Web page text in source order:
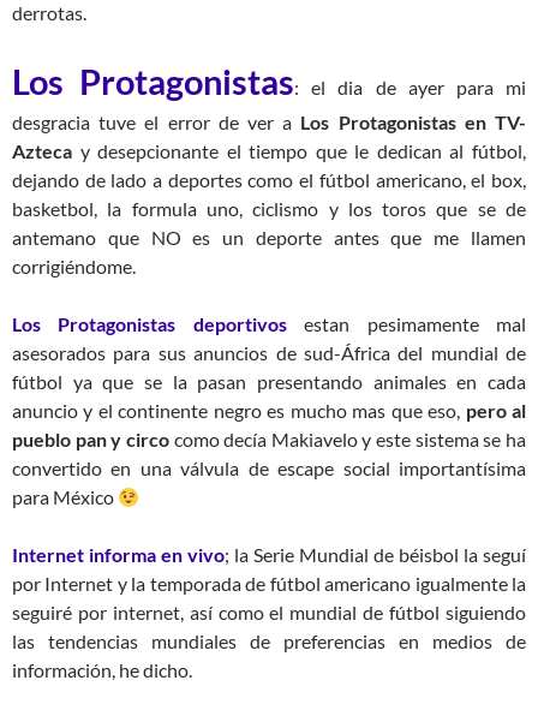
derrotas.
Los Protagonistas: el dia de ayer para mi
desgracia tuve el error de ver a Los Protagonistas en TV-
Azteca y desepcionante el tiempo que le dedican al fútbol,
dejando de lado a deportes como el fútbol americano, el box,
basketbol, la formula uno, ciclismo y los toros que se de
antemano que NO es un deporte antes que me llamen
corrigiéndome.
Los Protagonistas deportivosestan pesimamente mal
asesorados para sus anuncios de sud-África del mundial de
fútbol ya que se la pasan presentando animales en cada
anuncio y el continente negro es mucho mas que eso, pero al
pueblo pan y circocomo decía Makiavelo y este sistema se ha
convertido en una válvula de escape social importantísima
para México
Internet informa en vivo; la Serie Mundial de béisbol la seguí
por Internet y la temporada de fútbol americano igualmente la
seguiré por internet, así como el mundial de fútbol siguiendo
las tendencias mundiales de preferencias en medios de
información, he dicho.